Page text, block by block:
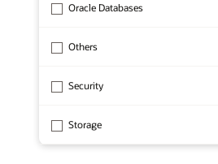
Oracle Databases
Others
Security
Storage